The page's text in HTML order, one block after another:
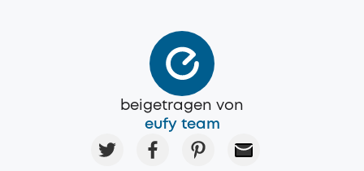
beigetragen von
eufy team